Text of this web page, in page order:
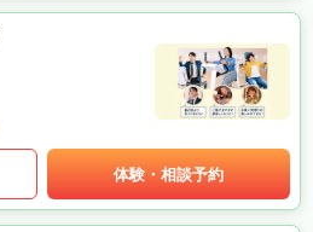
体験・相談予約